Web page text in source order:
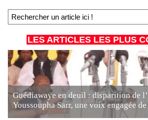
LES ARTICLES LES PLUS
Guédiawaye en deuil : disparition de
Youssoupha Sarr, une voix engagée